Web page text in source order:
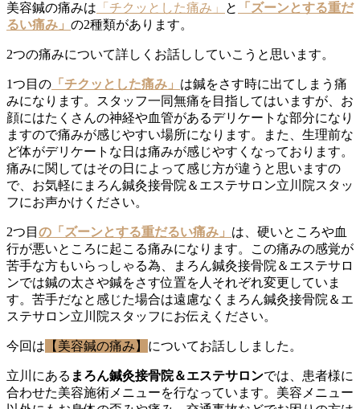
美容鍼の痛みは 「チクッとした痛み」 と
「ズーンとする重だ
るい痛み」 の2種類があります。
2つの痛みについて詳しくお話ししていこうと思います。
1つ目の 「チクッとした痛み」 は鍼をさす時に出てしまう痛
みになります。スタッフ一同無痛を目指してはいますが、お
顔にはたくさんの神経や血管があるデリケートな部分になり
ますので痛みが感じやすい場所になります。また、生理前な
ど体がデリケートな日は痛みが感じやすくなっております。
痛みに関してはその日によって感じ方が違うと思いますの
で、お気軽にまろん鍼灸接骨院＆エステサロン立川院スタッ
フにお声かけください。
2つ目 の「ズーンとする重だるい痛み」 は、硬いところや血
行が悪いところに起こる痛みになります。この痛みの感覚が
苦手な方もいらっしゃる為、まろん鍼灸接骨院＆エステサロ
ンでは鍼の太さや鍼をさす位置を人それぞれ変更していま
す。苦手だなと感じた場合は遠慮なくまろん鍼灸接骨院＆エ
ステサロン立川院スタッフにお伝えください。
今回は 【美容鍼の痛み】 についてお話ししました。
立川にある まろん鍼灸接骨院＆エステサロンでは、患者様に
合わせた美容施術メニューを行なっています。美容メニュー